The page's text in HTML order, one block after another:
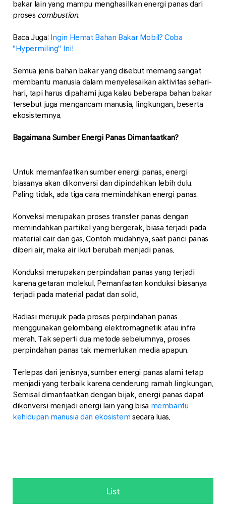
bakar lain yang mampu menghasilkan energi panas dari
proses combustion.
Baca Juga: Ingin Hemat Bahan Bakar Mobil? Coba
"Hypermiling" Ini!
Semua jenis bahan bakar yang disebut memang sangat
membantu manusia dalam menyelesaikan aktivitas sehari-
hari, tapi harus dipahami juga kalau beberapa bahan bakar
tersebut juga mengancam manusia, lingkungan, beserta
ekosistemnya.
Bagaimana Sumber Energi Panas Dimanfaatkan?
Untuk memanfaatkan sumber energi panas, energi
biasanya akan dikonversi dan dipindahkan lebih dulu.
Paling tidak, ada tiga cara memindahkan energi panas.
Konveksi merupakan proses transfer panas dengan
memindahkan partikel yang bergerak, biasa terjadi pada
material cair dan gas. Contoh mudahnya, saat panci panas
diberi air, maka air ikut berubah menjadi panas.
Konduksi merupakan perpindahan panas yang terjadi
karena getaran molekul. Pemanfaatan konduksi biasanya
terjadi pada material padat dan solid.
Radiasi merujuk pada proses perpindahan panas
menggunakan gelombang elektromagnetik atau infra
merah. Tak seperti dua metode sebelumnya, proses
perpindahan panas tak memerlukan media apapun.
Terlepas dari jenisnya, sumber energi panas alami tetap
menjadi yang terbaik karena cenderung ramah lingkungan.
Semisal dimanfaatkan dengan bijak, energi panas dapat
dikonversi menjadi energi lain yang bisa membantu
kehidupan manusia dan ekosistem secara luas.
List